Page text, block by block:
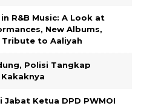
R&B Music: A Look at
New Albums,
Tribute to Aaliyah
Polisi Tangkap
Ketua DPD PWMOI